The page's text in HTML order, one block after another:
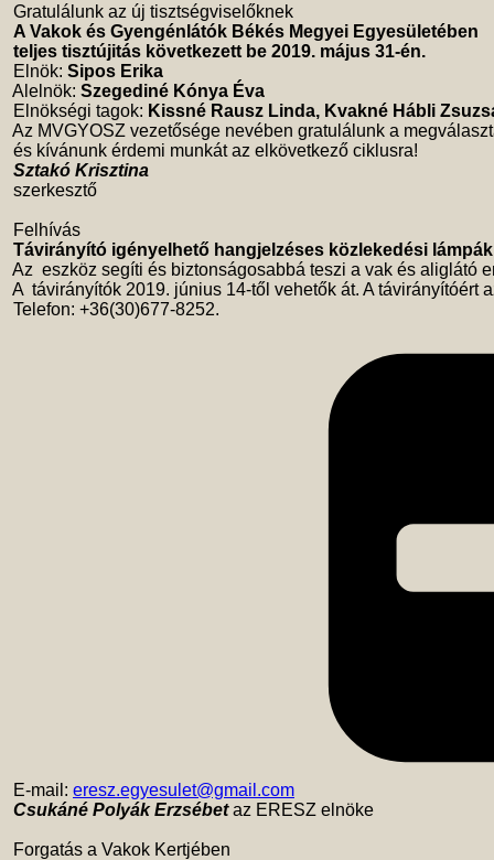
Gratulálunk az új tisztségviselőknek
A Vakok és Gyengénlátók Békés Megyei Egyesületében
teljes tisztújitás következett be 2019. május 31-én.
Elnök: Sipos Erika
Alelnök: Szegediné Kónya Éva
Elnökségi tagok: Kissné Rausz Linda, Kvakné Hábli
Az MVGYOSZ vezetősége nevében gratulálunk a
és kívánunk érdemi munkát az elkövetkező ciklusra!
Sztakó Krisztina
szerkesztő
Felhívás
Távirányító igényelhető hangjelzéses közlekedési
Az  eszköz segíti és biztonságosabbá teszi a vak és aliglátó
A  távirányítók 2019. június 14-től vehetők át. A
Telefon: +36(30)677-8252.
E-mail: eresz.egyesulet@gmail.com
Csukáné Polyák Erzsébet az ERESZ elnöke
Forgatás a Vakok Kertjében